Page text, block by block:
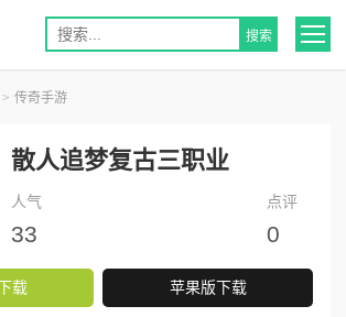
> 传奇手游
散人追梦复古三职业
人气
33
点评
0
载 苹果版下载